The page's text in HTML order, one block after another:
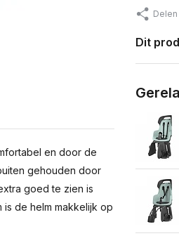
en door de
gehouden door
goed te zien is
de helm makkelijk op
Delen
Dit